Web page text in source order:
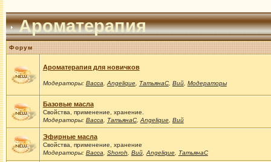
Ароматерапия
Форум
Ароматерапия для новичков
Модераторы: Васса Angelique, ТатьянаС, Вий, Модераторы
Базовые масла
Свойства, применение, хранение.
Модераторы: Васса ТатьянаС, Angelique, Вий
Эфирные масла
Свойства, применение, хранение
Модераторы: Васса Shoroh Вий, Angelique, ТатьянаС